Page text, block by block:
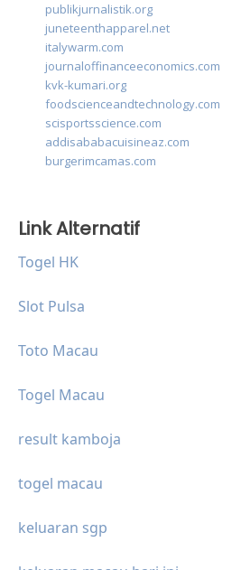
publikjurnalistik.org
juneteenthapparel.net
italywarm.com
journaloffinanceeconomics.com
kvk-kumari.org
foodscienceandtechnology.com
scisportsscience.com
addisababacuisineaz.com
burgerimcamas.com
Link Alternatif
Togel HK
Slot Pulsa
Toto Macau
Togel Macau
result kamboja
togel macau
keluaran sgp